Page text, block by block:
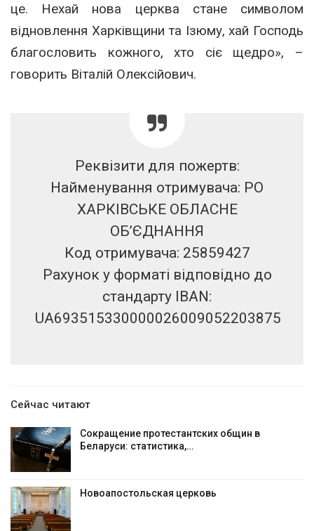
це. Нехай нова церква стане символом
відновлення Харківщини та Ізюму, хай Господь
благословить кожного, хто сіє щедро», –
говорить Віталій Олексійович.
Реквізити для пожертв:
Найменування отримувача: РО
ХАРКІВСЬКЕ ОБЛАСНЕ
ОБʼЄДНАННЯ
Код отримувача: 25859427
Рахунок у форматі відповідно до
стандарту IBAN:
UA693515330000026009052203875
Сейчас читают
Сокращение протестантских общин в
Беларуси: статистика,…
Новоапостольская церковь